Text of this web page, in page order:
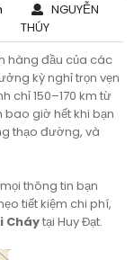
NGUYỄN
THÚY
hàng đầu của các
kỳ nghỉ trọn vẹn
chỉ 150–170 km từ
bao giờ hết khi bạn
thạo đường, và
thông tin bạn
tiết kiệm chi phí,
Cháytại Huy Đạt.